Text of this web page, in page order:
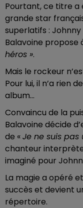
Pourtant, ce titre a
grande star
superlatifs : Johnny
Balavoine propose
héros ».
Mais le rockeur
Pour lui, il n’a rien
album…
Convaincu de la
Balavoine décide
de «Je ne suis pas
chanteur
imaginé pour
La magie a opéré
succès et devient
répertoire.